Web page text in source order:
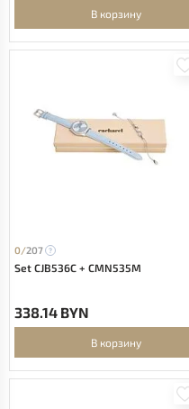
В корзину
0/207
Set CJB536C + CMN535M
338.14 BYN
В корзину